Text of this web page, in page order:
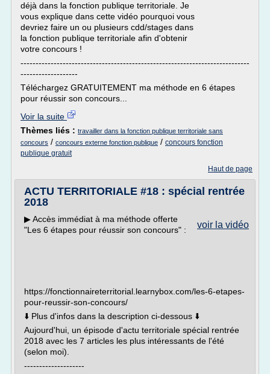
déjà dans la fonction publique territoriale. Je
vous explique dans cette vidéo pourquoi vous
devriez faire un ou plusieurs cdd/stages dans
la fonction publique territoriale afin d'obtenir
votre concours !
----------------------------------------------------------------------------
-------------------
Téléchargez GRATUITEMENT ma méthode en 6 étapes
pour réussir son concours...
Voir la suite
Thèmes liés : travailler dans la fonction publique territoriale sans
concours / concours externe fonction publique / concours fonction
publique gratuit
Haut de page
ACTU TERRITORIALE #18 : spécial rentrée
2018
voir la vidéo
▶︎ Accès immédiat à ma méthode offerte
"Les 6 étapes pour réussir son concours" :
https://fonctionnaireterritorial.learnybox.com/les-6-etapes-
pour-reussir-son-concours/
⬇️ Plus d'infos dans la description ci-dessous ⬇️
Aujourd'hui, un épisode d'actu territoriale spécial rentrée
2018 avec les 7 articles les plus intéressants de l'été
(selon moi).
--------------------